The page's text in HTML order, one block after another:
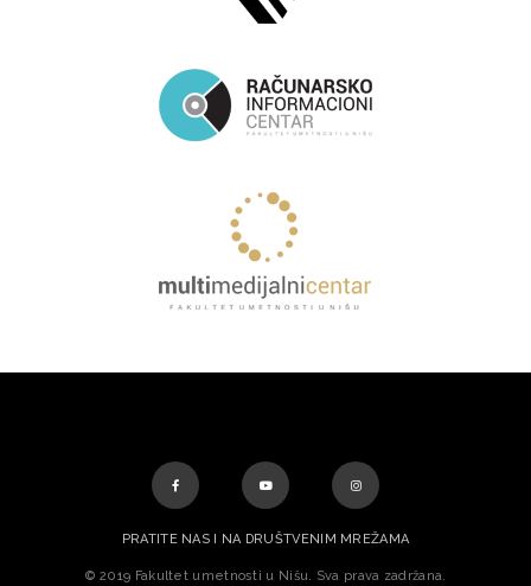
PRATITE NAS I NA DRUŠTVENIM MREŽAMA
© 2019 Fakultet umetnosti u Nišu. Sva prava zadržana.